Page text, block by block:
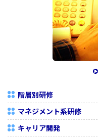
階層別研修
マネジメント系研修
キャリア開発